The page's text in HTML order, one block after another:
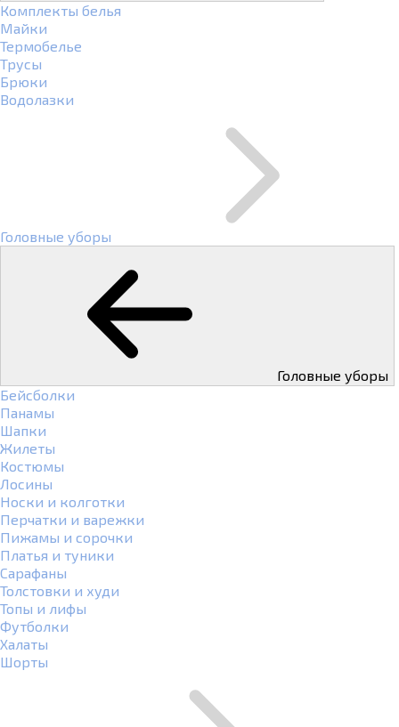
Комплекты белья
Майки
Термобелье
Трусы
Брюки
Водолазки
Головные уборы
Головные уборы
Бейсболки
Панамы
Шапки
Жилеты
Костюмы
Лосины
Носки и колготки
Перчатки и варежки
Пижамы и сорочки
Платья и туники
Сарафаны
Толстовки и худи
Топы и лифы
Футболки
Халаты
Шорты